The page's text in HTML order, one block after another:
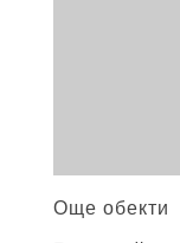
Още обекти